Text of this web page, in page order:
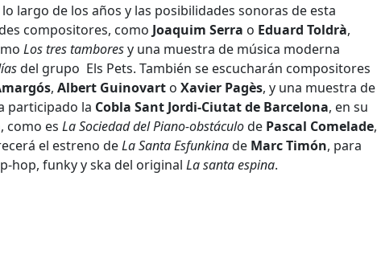
largo de los años y las posibilidades sonoras de esta
compositores, como Joaquim Serra o Eduard Toldrà,
Los tres tamboresy una muestra de música moderna
del grupo Els Pets. También se escucharán compositores
, Albert Guinovart o Xavier Pagès, y una muestra de
participado la Cobla Sant Jordi-Ciutat de Barcelona, en su
como es La Sociedad del Piano-obstáculode Pascal Comelade,
el estreno deLa Santa Esfunkinade Marc Timón, para
hop, funky y ska del original La santa espina.